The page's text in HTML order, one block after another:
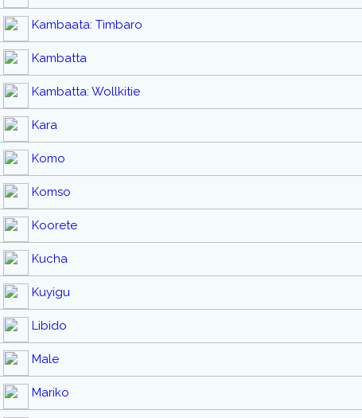
Kambaata: Timbaro
Kambatta
Kambatta: Wollkitie
Kara
Komo
Komso
Koorete
Kucha
Kuyigu
Libido
Male
Mariko